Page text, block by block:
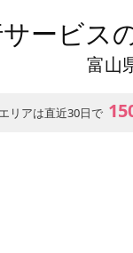
ービス
富山
リアは直近30日で